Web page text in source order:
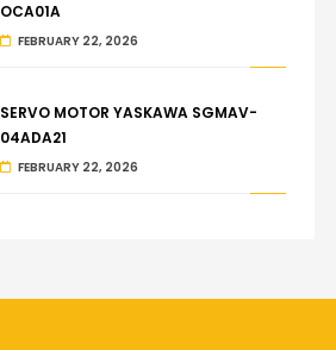
OCA01A
FEBRUARY 22, 2026
SERVO MOTOR YASKAWA SGMAV-
04ADA21
FEBRUARY 22, 2026